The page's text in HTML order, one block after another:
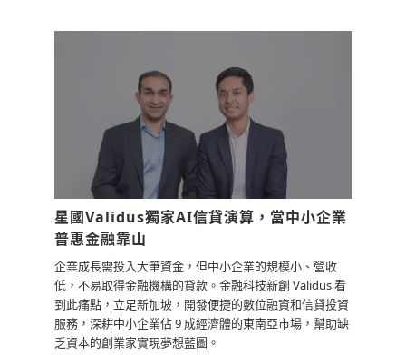
星國Validus獨家AI信貸演算，當中小企業
普惠金融靠山
企業成長需投入大筆資金，但中小企業的規模小、營收
低，不易取得金融機構的貸款。金融科技新創 Validus 看
到此痛點，立足新加坡，開發便捷的數位融資和信貸投資
服務，深耕中小企業佔 9 成經濟體的東南亞市場，幫助缺
乏資本的創業家實現夢想藍圖。